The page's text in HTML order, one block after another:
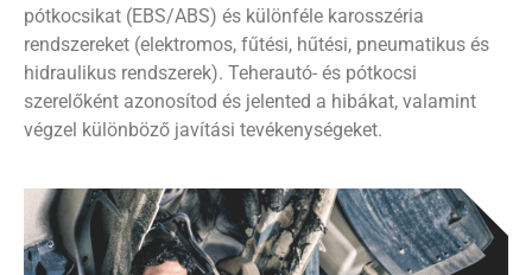
pótkocsikat (EBS/ABS) és különféle karosszéria
rendszereket (elektromos, fűtési, hűtési, pneumatikus és
hidraulikus rendszerek). Teherautó- és pótkocsi
szerelőként azonosítod és jelented a hibákat, valamint
végzel különböző javítási tevékenységeket.